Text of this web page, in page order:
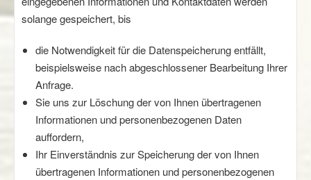
solange gespeichert, bis
die Notwendigkeit für die Datenspeicherung entfällt,
beispielsweise nach abgeschlossener Bearbeitung Ihrer
Anfrage.
Sie uns zur Löschung der von Ihnen übertragenen
Informationen und personenbezogenen Daten
auffordern,
Ihr Einverständnis zur Speicherung der von Ihnen
übertragenen Informationen und personenbezogenen